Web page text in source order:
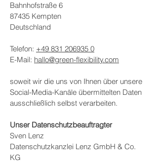
Bahnhofstraße 6
87435 Kempten
Deutschland
Telefon: +49 831 206935 0
E-Mail: hallo@green-flexibility.com
soweit wir die uns von Ihnen über unsere
Social-Media-Kanäle übermittelten Daten
ausschließlich selbst verarbeiten.
Unser Datenschutzbeauftragter
Sven Lenz
Datenschutzkanzlei Lenz GmbH & Co.
KG